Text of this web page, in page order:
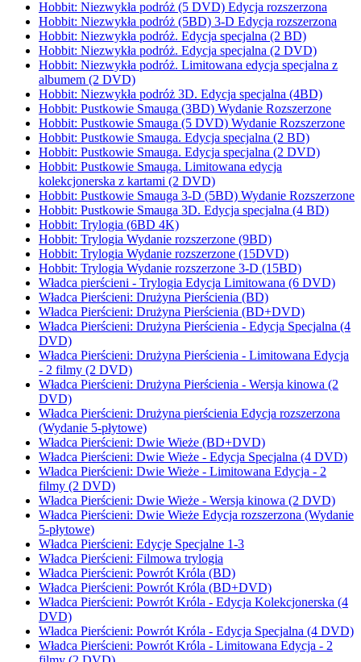
Hobbit: Niezwykła podróż (5 DVD) Edycja rozszerzona
Hobbit: Niezwykła podróż (5BD) 3-D Edycja rozszerzona
Hobbit: Niezwykła podróż. Edycja specjalna (2 BD)
Hobbit: Niezwykła podróż. Edycja specjalna (2 DVD)
Hobbit: Niezwykła podróż. Limitowana edycja specjalna z
albumem (2 DVD)
Hobbit: Niezwykła podróż 3D. Edycja specjalna (4BD)
Hobbit: Pustkowie Smauga (3BD) Wydanie Rozszerzone
Hobbit: Pustkowie Smauga (5 DVD) Wydanie Rozszerzone
Hobbit: Pustkowie Smauga. Edycja specjalna (2 BD)
Hobbit: Pustkowie Smauga. Edycja specjalna (2 DVD)
Hobbit: Pustkowie Smauga. Limitowana edycja
kolekcjonerska z kartami (2 DVD)
Hobbit: Pustkowie Smauga 3-D (5BD) Wydanie Rozszerzone
Hobbit: Pustkowie Smauga 3D. Edycja specjalna (4 BD)
Hobbit: Trylogia (6BD 4K)
Hobbit: Trylogia Wydanie rozszerzone (9BD)
Hobbit: Trylogia Wydanie rozszerzone (15DVD)
Hobbit: Trylogia Wydanie rozszerzone 3-D (15BD)
Władca pierścieni - Trylogia Edycja Limitowana (6 DVD)
Władca Pierścieni: Drużyna Pierścienia (BD)
Władca Pierścieni: Drużyna Pierścienia (BD+DVD)
Władca Pierścieni: Drużyna Pierścienia - Edycja Specjalna (4
DVD)
Władca Pierścieni: Drużyna Pierścienia - Limitowana Edycja
- 2 filmy (2 DVD)
Władca Pierścieni: Drużyna Pierścienia - Wersja kinowa (2
DVD)
Władca Pierścieni: Drużyna pierścienia Edycja rozszerzona
(Wydanie 5-płytowe)
Władca Pierścieni: Dwie Wieże (BD+DVD)
Władca Pierścieni: Dwie Wieże - Edycja Specjalna (4 DVD)
Władca Pierścieni: Dwie Wieże - Limitowana Edycja - 2
filmy (2 DVD)
Władca Pierścieni: Dwie Wieże - Wersja kinowa (2 DVD)
Władca Pierścieni: Dwie Wieże Edycja rozszerzona (Wydanie
5-płytowe)
Władca Pierścieni: Edycje Specjalne 1-3
Władca Pierścieni: Filmowa trylogia
Władca Pierścieni: Powrót Króla (BD)
Władca Pierścieni: Powrót Króla (BD+DVD)
Władca Pierścieni: Powrót Króla - Edycja Kolekcjonerska (4
DVD)
Władca Pierścieni: Powrót Króla - Edycja Specjalna (4 DVD)
Władca Pierścieni: Powrót Króla - Limitowana Edycja - 2